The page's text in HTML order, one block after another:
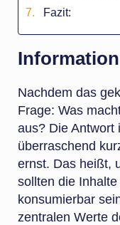
Fazit:
Nachdem das
Frage: Was
aus? Die Antwort
überraschend
ernst. Das heißt,
sollten die
konsumierbar
zentralen Werte